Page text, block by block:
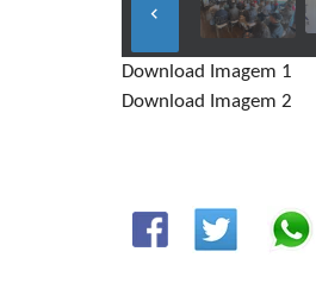
keyboard_arrow_left
Download Imagem 1
Download Imagem 2